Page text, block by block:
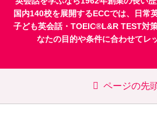
国内140校を展開するECCでは、
日常
子ども英会話・ TOEIC®L&R TEST対
なたの目的や条件に合わせてレ
ページの先